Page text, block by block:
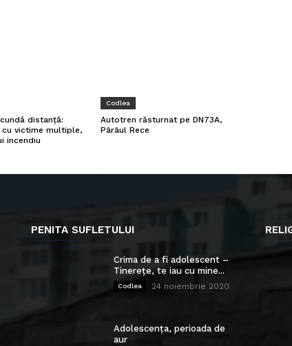
distanță:
cu victime multiple,
incendiu
Codlea
Autotren răsturnat pe DN73A,
Pârâul Rece
PENITA SUFLETULUI
Crima de a fi adolescent –
Tinerețe, te iau cu mine...
Codlea 24 noiembrie 2020
Adolescența, perioada de
aur